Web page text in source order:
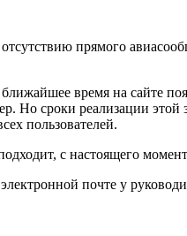
прямого
время на сайте
Но сроки реализации
пользователей.
с настоящего
почте у